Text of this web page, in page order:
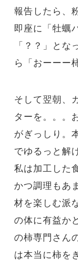
報告したら、
即座に「牡蠣
「？？」とな
ら「おーーー
そして翌朝、
ターを。。。
がぎっしり。
でゆるっと解
私は加工した
かつ調理もあ
材を楽しむ派
の体に有益か
の柿専門さん
は本当に柿を